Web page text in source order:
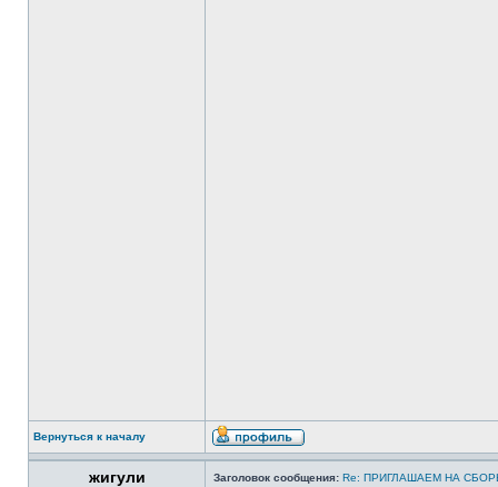
Вернуться к началу
жигули Заголовок сообщения: Re: ПРИГЛАШАЕМ НА